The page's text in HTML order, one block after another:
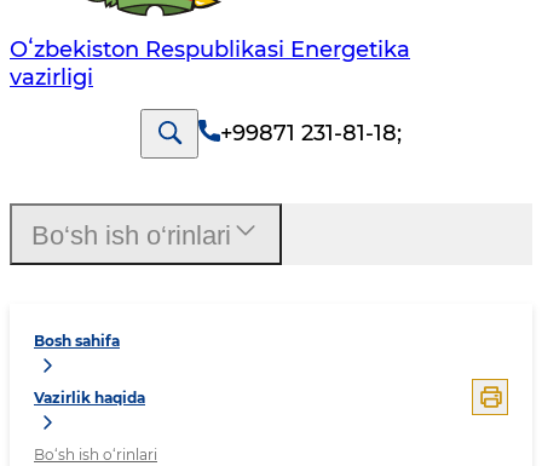
Oʻzbekiston Respublikasi Energetika
vazirligi
+99871 231-81-18;
Bosh sahifa
Vazirlik haqida
Bo‘sh ish o‘rinlari
Bo‘sh ish o‘rinlari